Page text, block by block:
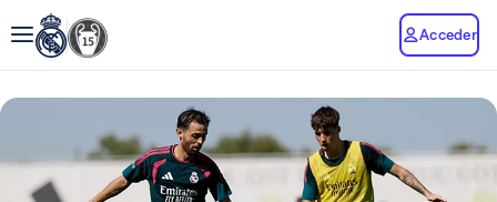
Acceder